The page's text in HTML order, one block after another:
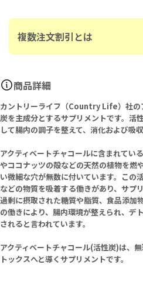
複数注文割引とは
商品詳細
カントリーライフ（Country Life）社の
炭を主成分とするサプリメントです。活
して腸内の調子を整えて、消化および吸
アクティベートチャコールに含まれてい
やココナッツの殻などの天然の植物を燃
い微細な穴が無数に付いています。この
などの物質を吸着する働きがあり、サプ
過剰に摂取された糖質や脂質、食品添加
の働きにより、腸内環境が整えられ、デ
されると言われています。
アクティベートチャコール(活性炭)は、
トックスへと導くサプリメントです。